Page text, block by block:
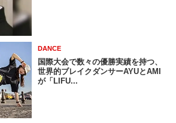
DANCE
国際大会で数々の優勝実績を持つ、
世界的ブレイクダンサーAYUとAMI
が「LIFU...